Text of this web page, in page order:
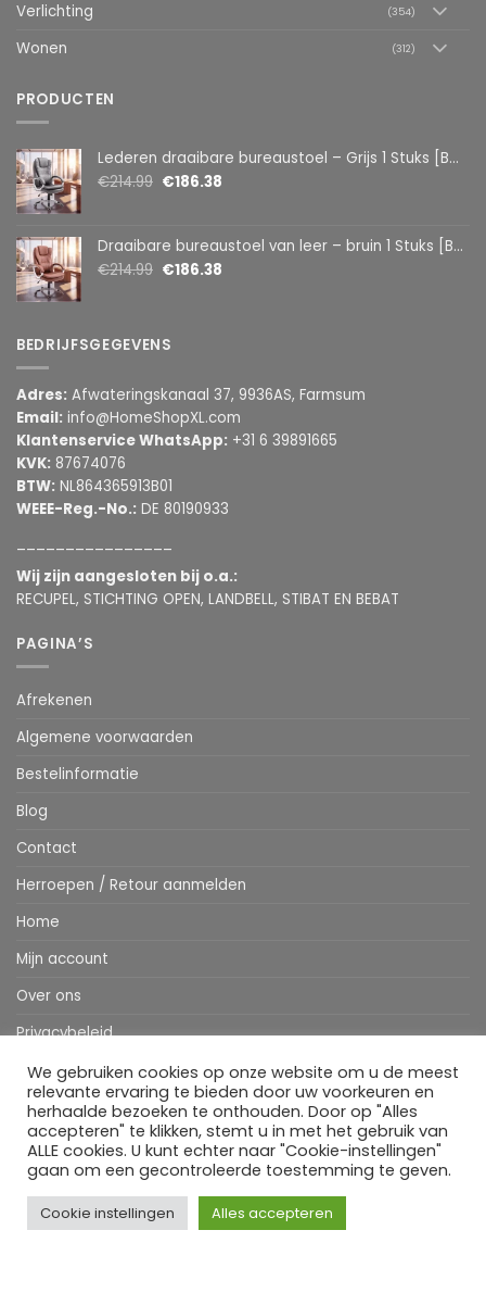
Verlichting (354)
Wonen (312)
PRODUCTEN
Lederen draaibare bureaustoel – Grijs 1 Stuks [BMD1107GY]
€214.99 €186.38
Draaibare bureaustoel van leer – bruin 1 Stuks [BMD1107BR]
€214.99 €186.38
BEDRIJFSGEGEVENS
Adres: Afwateringskanaal 37, 9936AS, Farmsum
Email: info@HomeShopXL.com
Klantenservice WhatsApp: +31 6 39891665
KVK: 87674076
BTW: NL864365913B01
WEEE-Reg.-No.: DE 80190933
Wij zijn aangesloten bij o.a.:
RECUPEL, STICHTING OPEN, LANDBELL, STIBAT EN BEBAT
PAGINA’S
Afrekenen
Algemene voorwaarden
Bestelinformatie
Blog
Contact
Herroepen / Retour aanmelden
Home
Mijn account
Over ons
Privacybeleid
Webshop
Winkelwagen
Stripe MasterCard
IDeal BancontactKlarna
Apple
Visa
MIJN ACCOUNT BESTELINFORMATIE
We gebruiken cookies op onze website om u de meest
relevante ervaring te bieden door uw voorkeuren en
herhaalde bezoeken te onthouden. Door op "Alles
accepteren" te klikken, stemt u in met het gebruik van
ALLE cookies. U kunt echter naar "Cookie-instellingen"
gaan om een gecontroleerde toestemming te geven.
Cookie instellingen Alles accepteren